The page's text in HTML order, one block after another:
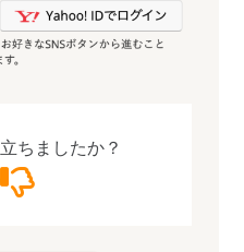
ちましたか？